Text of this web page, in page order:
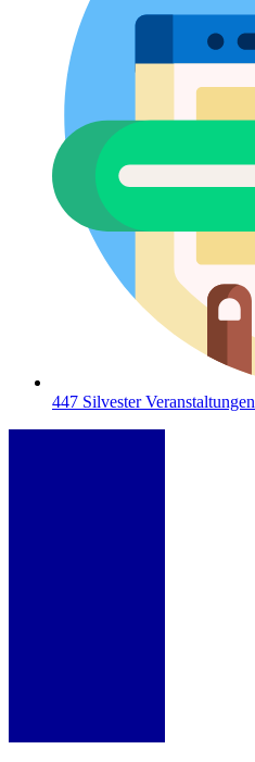
447 Silvester Veranstaltungen